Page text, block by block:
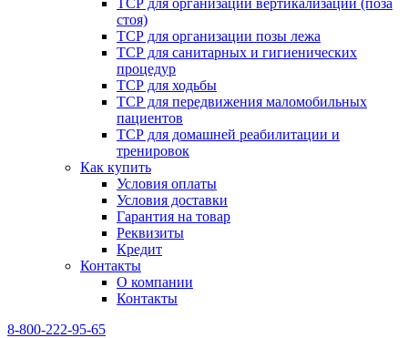
ТСР для организации вертикализации (поза
стоя)
ТСР для организации позы лежа
ТСР для санитарных и гигиенических
процедур
ТСР для ходьбы
ТСР для передвижения маломобильных
пациентов
ТСР для домашней реабилитации и
тренировок
Как купить
Условия оплаты
Условия доставки
Гарантия на товар
Реквизиты
Кредит
Контакты
О компании
Контакты
8-800-222-95-65